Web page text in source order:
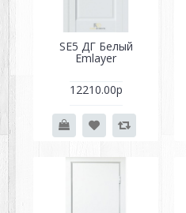
SE5 ДГ Белый
Emlayer
12210.00р